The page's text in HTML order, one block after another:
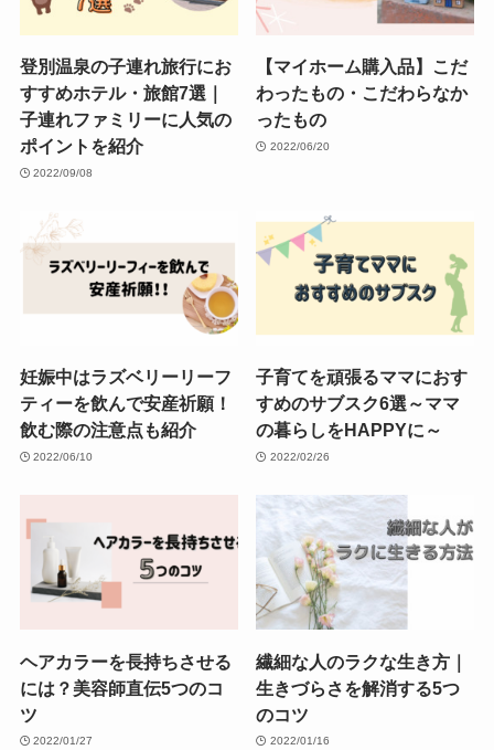
登別温泉の子連れ旅行にお
すすめホテル・旅館7選｜
子連れファミリーに人気の
ポイントを紹介
2022/09/08
【マイホーム購入品】こだ
わったもの・こだわらなか
ったもの
2022/06/20
妊娠中はラズベリーリーフ
ティーを飲んで安産祈願！
飲む際の注意点も紹介
2022/06/10
子育てを頑張るママにおす
すめのサブスク6選～ママ
の暮らしをHAPPYに～
2022/02/26
ヘアカラーを長持ちさせる
には？美容師直伝5つのコ
ツ
2022/01/27
繊細な人のラクな生き方｜
生きづらさを解消する5つ
のコツ
2022/01/16